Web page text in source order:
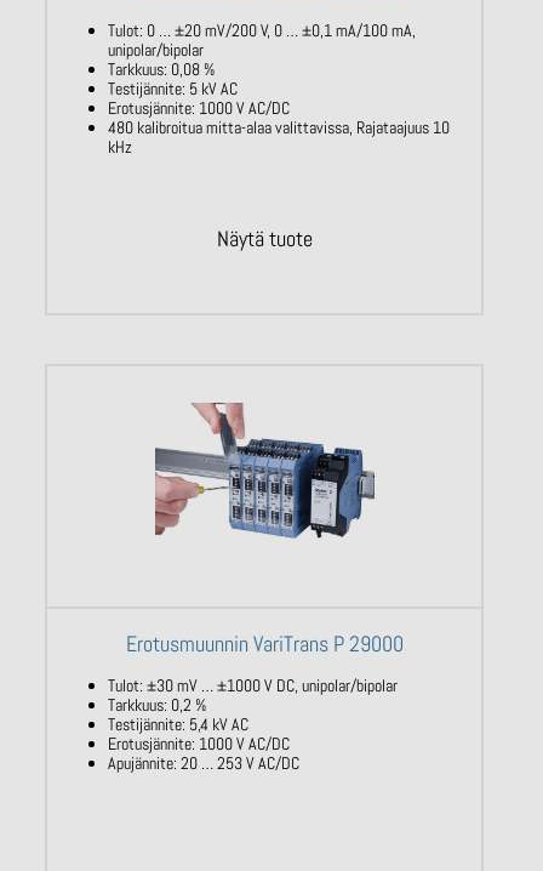
Tulot: 0 … ±20 mV/200 V, 0 … ±0,1 mA/100 mA,
unipolar/bipolar
Tarkkuus: 0,08 %
Testijännite: 5 kV AC
Erotusjännite: 1000 V AC/DC
480 kalibroitua mitta-alaa valittavissa, Rajataajuus 10
kHz
Näytä tuote
Erotusmuunnin VariTrans P 29000
Tulot: ±30 mV … ±1000 V DC, unipolar/bipolar
Tarkkuus: 0,2 %
Testijännite: 5,4 kV AC
Erotusjännite: 1000 V AC/DC
Apujännite: 20 … 253 V AC/DC